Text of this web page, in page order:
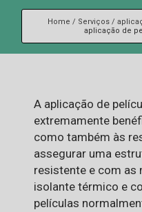
Home Serviços
aplicação de
A aplicação de
extremamente
como também às
assegurar uma
resistente e com as
isolante térmico e
películas